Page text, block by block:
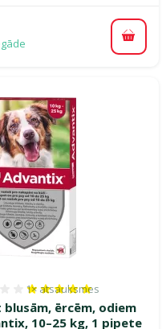
ērcēm, odiem
10–25 kg, 1 pipete
Atsauksmes 100%,
1× atsauksmes